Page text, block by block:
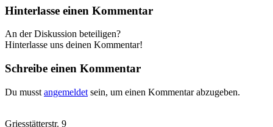
Hinterlasse einen Kommentar
An der Diskussion beteiligen?
Hinterlasse uns deinen Kommentar!
Schreibe einen Kommentar
Du musst angemeldet sein, um einen Kommentar abzugeben.
Griesstätterstr. 9